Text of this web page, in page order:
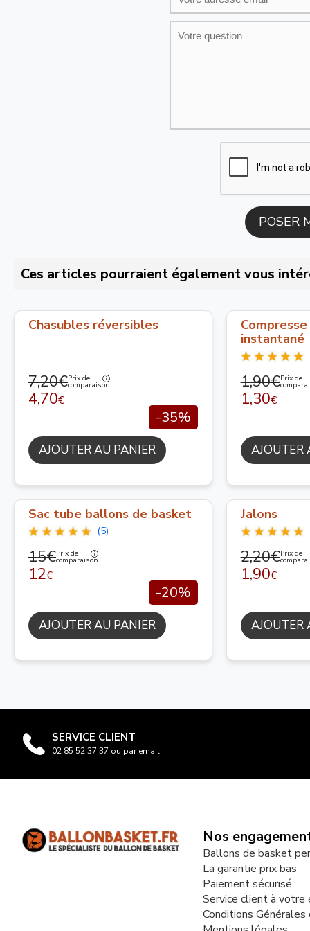
Ces articles pourraient également vous
Chasubles réversibles
7,20€Prix de
comparaison
4,70€
-35%
AJOUTER AU PANIER
instantané
1,90€Prix de
1,30€
AJOUTER
Sac tube ballons de basket
(5)
15€Prix de
comparaison
12€
-20%
AJOUTER AU PANIER
Jalons
2,20€Prix de
1,90€
AJOUTER
SERVICE CLIENT
02 85 52 37 37 ou par email
Nos
Ballons de basket
La garantie prix bas
Paiement sécurisé
Service client à votre
Conditions